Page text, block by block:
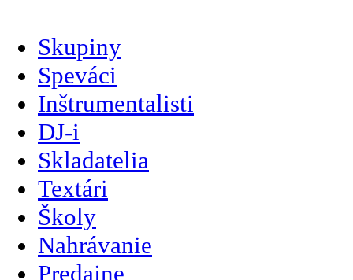
Skupiny
Speváci
Inštrumentalisti
DJ-i
Skladatelia
Textári
Školy
Nahrávanie
Predajne